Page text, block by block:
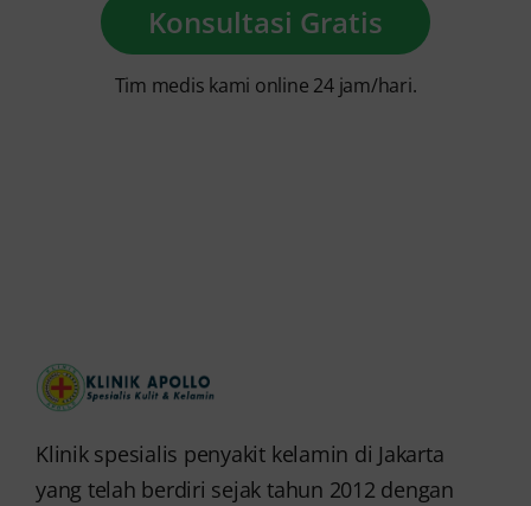
Konsultasi Gratis
Tim medis kami online 24 jam/hari.
Klinik spesialis penyakit kelamin di Jakarta
yang telah berdiri sejak tahun 2012 dengan